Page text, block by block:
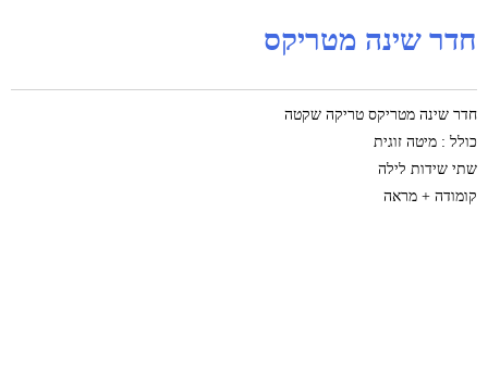
חדר שינה מטריקס
חדר שינה מטריקס טריקה שקטה
כולל : מיטה זוגית
שתי שידות לילה
קומודה + מראה